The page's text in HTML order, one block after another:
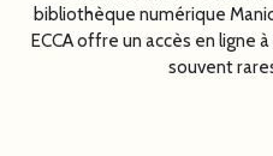
bibliothèque numérique
ECCA offre un accès en ligne
souvent